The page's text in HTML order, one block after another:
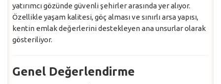
yatırımcı gözünde güvenli şehirler arasında yer alıyor.
Özellikle yaşam kalitesi, göç alması ve sınırlı arsa yapısı,
kentin emlak değerlerini destekleyen ana unsurlar olarak
gösteriliyor.
Genel Değerlendirme